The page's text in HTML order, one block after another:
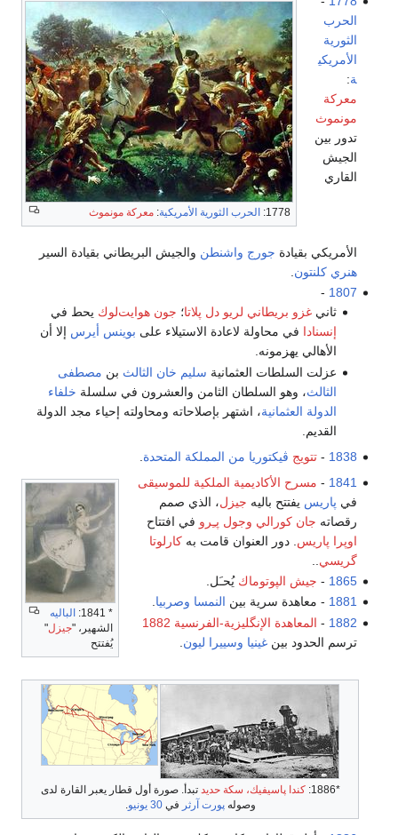
1778: الحرب الثورية الأمريكية: معركة مونموث
الحرب
الثورية
الأمريكي
ة:
معركة
مونموث
تدور بين
الجيش
القاري
الأمريكي بقيادة جورج واشنطن والجيش البريطاني بقيادة السير
هنري كلنتون
1807
-
ثاني غزو بريطاني لريو دل پلاتا؛ جون هوايت‌لوك يحط في
إنسنادا في محاولة لاعادة الاستيلاء على بوينس أيرس إلا أن
الأهالي يهزمونه.
عزلت السلطات العثمانية سليم خان الثالث بن مصطفى
الثالث، وهو السلطان الثامن والعشرون في سلسلة خلفاء
الدولة العثمانية، اشتهر بإصلاحاته ومحاولته إحياء مجد الدولة
القديم.
1838
-تتويج ڤيكتوريا من المملكة المتحدة
* 1841:
الباليه
الشهير، "جيزل"
يُفتتح
1841
- مسرح الأكاديمية الملكية للموسيقى
في پاريس يفتتح باليه جيزل، الذي صمم
رقصاته جان كورالي وجول پـِرو في افتتاح
اوپرا پاريس . دور العنوان قامت بهكارلوتا
گريسي
1865
- جيش الپوتوماك يُحـَل.
1881 - معاهدة سرية بين النمسا وصربيا.
1882
- المعاهدة الإنگليزية-الفرنسية 1882
ترسم الحدود بينغينيا وسييرا ليون
*1886: كندا پاسيفيك، سكة حديد تبدأ. صورة أول قطار يعبر القارة لدى
وصولهپورت آرثر في30 يونيو .